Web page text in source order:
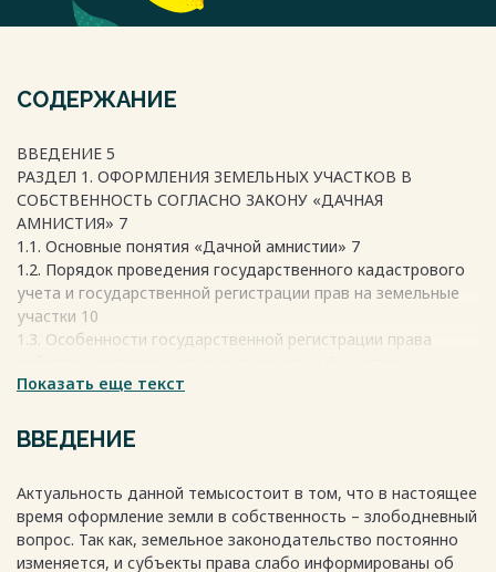
СОДЕРЖАНИЕ
ВВЕДЕНИЕ 5
РАЗДЕЛ 1. ОФОРМЛЕНИЯ ЗЕМЕЛЬНЫХ УЧАСТКОВ В
СОБСТВЕННОСТЬ СОГЛАСНО ЗАКОНУ «ДАЧНАЯ
АМНИСТИЯ» 7
1.1. Основные понятия «Дачной амнистии» 7
1.2. Порядок проведения государственного кадастрового
учета и государственной регистрации прав на земельные
участки 10
1.3. Особенности государственной регистрации права
предоставленный для ведения личного подсобного,
1.4. Особенности закона о дачной амнистии 19
РАЗДЕЛ II. ХАРАКТЕРИСТИКА ОБЪЕКТА ИССЛЕДОВАНИЯ 34
35
2.2. Характеристика пгт Каа-Хем Республики Тыва 38
2.3. Характеристика проектируемой территории 40
Показать еще текст
ВВЕДЕНИЕ
Актуальность данной темысостоит в том, что в настоящее
время оформление земли в собственность – злободневный
вопрос. Так как, земельное законодательство постоянно
изменяется, и субъекты права слабо информированы об